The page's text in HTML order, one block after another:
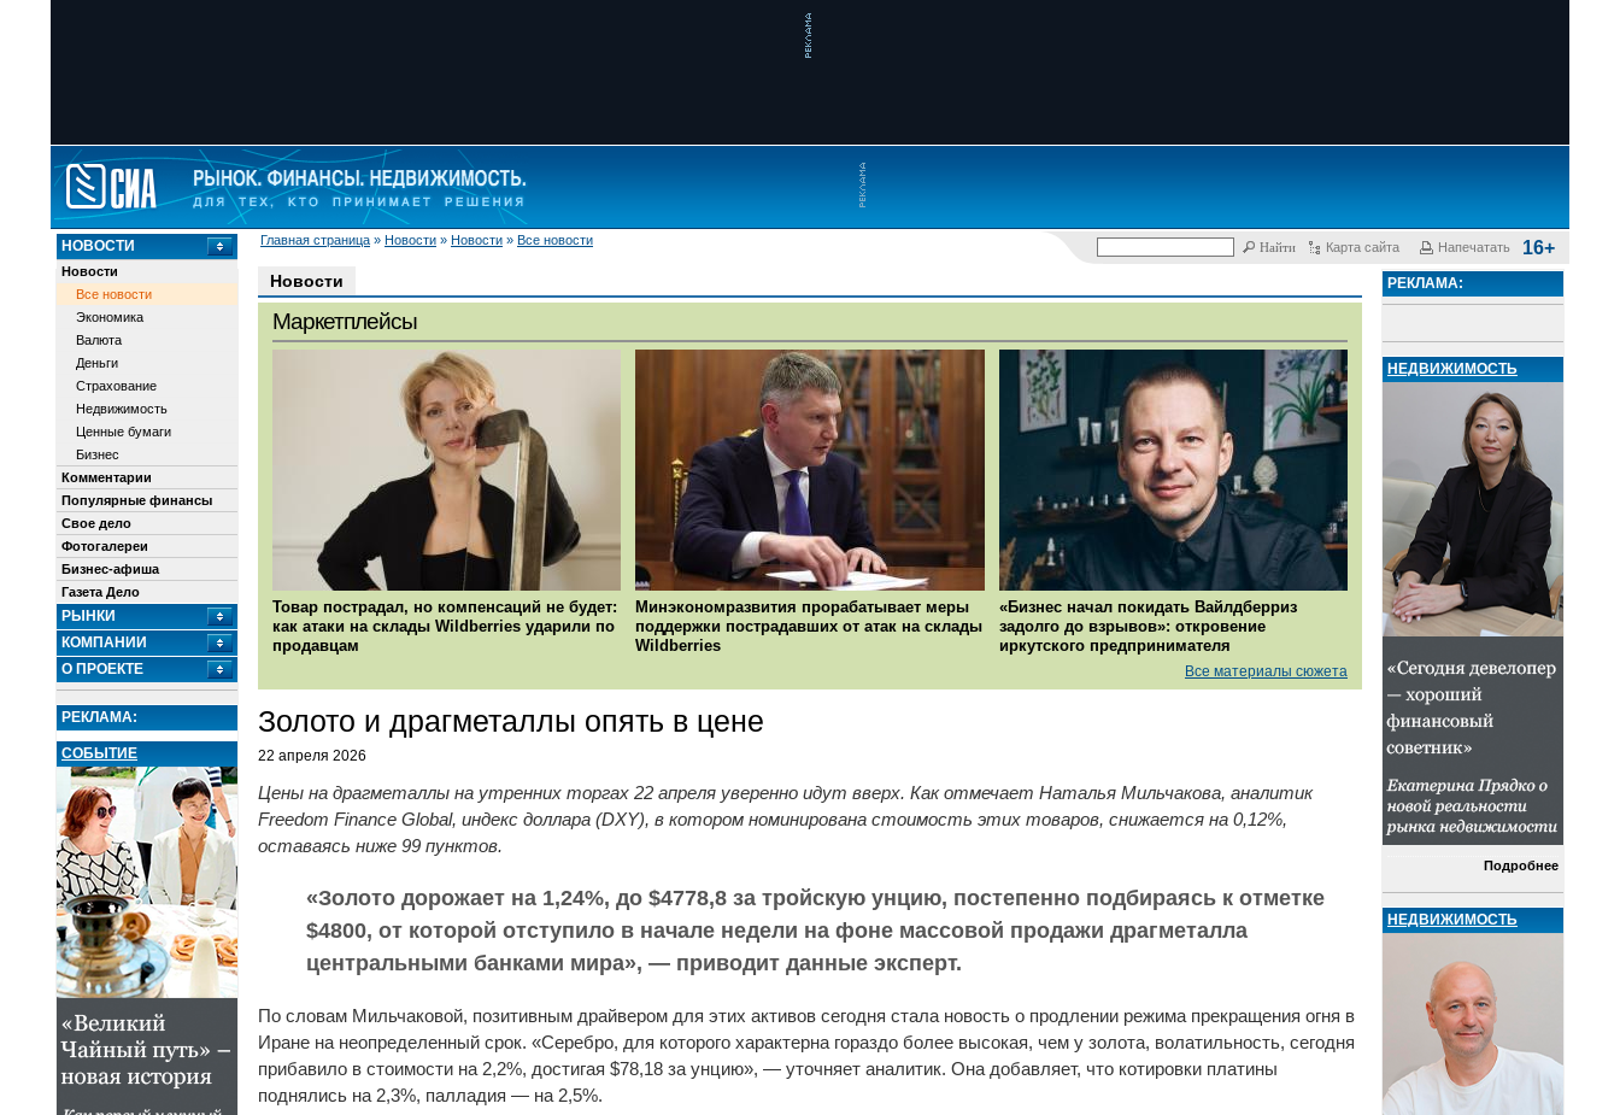
Главная страница » Новости » Новости » Все новости
Карта сайта Напечатать 16+
НОВОСТИ
Новости
Все новости
Экономика
Валюта
Деньги
Страхование
Недвижимость
Ценные бумаги
Бизнес
Комментарии
Популярные финансы
Свое дело
Фотогалереи
Бизнес-афиша
Газета Дело
РЫНКИ
КОМПАНИИ
О ПРОЕКТЕ
РЕКЛАМА:
СОБЫТИЕ
Новости
Маркетплейсы
Товар пострадал, но компенсаций не будет:
как атаки на склады Wildberries ударили по
продавцам
Минэкономразвития прорабатывает меры
поддержки пострадавших от атак на склады
Wildberries
«Бизнес начал покидать Вайлдберриз
задолго до взрывов»: откровение
иркутского предпринимателя
Все материалы сюжета
Золото и драгметаллы опять в цене
22 апреля 2026
Цены на драгметаллы на утренних торгах 22 апреля уверенно идут вверх. Как отмечает Наталья Мильчакова, аналитик
Freedom Finance Global, индекс доллара (DXY), в котором номинирована стоимость этих товаров, снижается на 0,12%,
оставаясь ниже 99 пунктов.
«Золото дорожает на 1,24%, до $4778,8 за тройскую унцию, постепенно подбираясь к отметке
$4800, от которой отступило в начале недели на фоне массовой продажи драгметалла
центральными банками мира», — приводит данные эксперт.
По словам Мильчаковой, позитивным драйвером для этих активов сегодня стала новость о продлении режима прекращения огня в
Иране на неопределенный срок. «Серебро, для которого характерна гораздо более высокая, чем у золота, волатильность, сегодня
прибавило в стоимости на 2,2%, достигая $78,18 за унцию», — уточняет аналитик. Она добавляет, что котировки платины
поднялись на 2,3%, палладия — на 2,5%.
РЕКЛАМА:
НЕДВИЖИМОСТЬ
Подробнее
НЕДВИЖИМОСТЬ